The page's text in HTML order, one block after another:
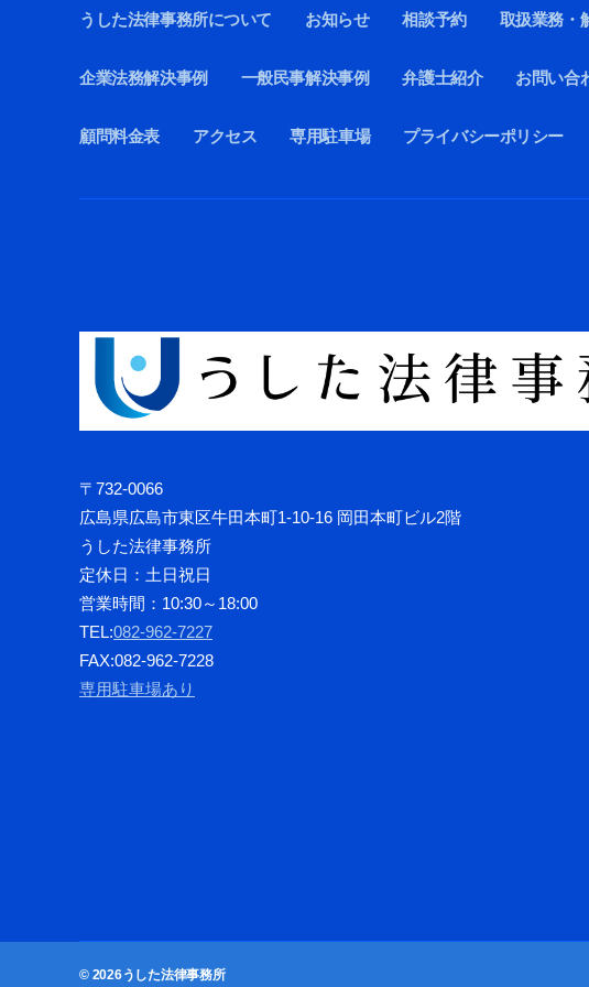
うした法律事務所について お知らせ 相談予約 取扱業務・
企業法務解決事例 一般民事解決事例 弁護士紹介 お問い合
顧問料金表 アクセス 専用駐車場 プライバシーポリシー
〒732-0066
広島県広島市東区牛田本町1-10-16 岡田本町ビル2階
うした法律事務所
定休日：土日祝日
営業時間：10:30～18:00
TEL:082-962-7227
FAX:082-962-7228
専用駐車場あり
© 2026うした法律事務所